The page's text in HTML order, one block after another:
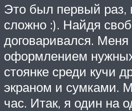
Это был первый раз,
сложно :). Найдя
договаривался.
оформлением
стоянке среди кучи
экраном и сумками.
час. Итак, я один на